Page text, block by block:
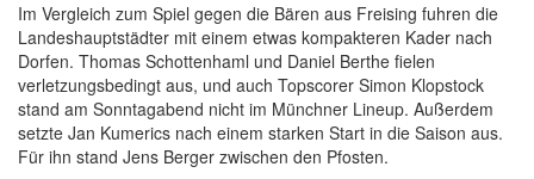
Im Vergleich zum Spiel gegen die Bären aus Freising fuhren die
Landeshauptstädter mit einem etwas kompakteren Kader nach
Dorfen. Thomas Schottenhaml und Daniel Berthe fielen
verletzungsbedingt aus, und auch Topscorer Simon Klopstock
stand am Sonntagabend nicht im Münchner Lineup. Außerdem
setzte Jan Kumerics nach einem starken Start in die Saison aus.
Für ihn stand Jens Berger zwischen den Pfosten.